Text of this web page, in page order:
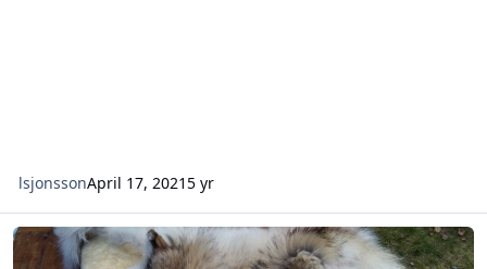
lsjonssonApril 17, 20215 yr
Den här såg jag INTE komma...